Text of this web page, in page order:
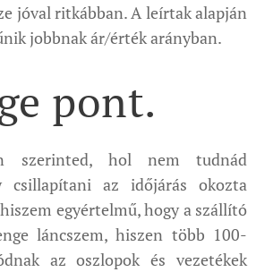
jóval ritkábban. A leírtak alapján
jobbnak ár/érték arányban.
pont.
szerinted, hol nem tudnád
csillapítani az időjárás okozta
egyértelmű, hogy a szállító
láncszem, hiszen több 100-
az oszlopok és vezetékek